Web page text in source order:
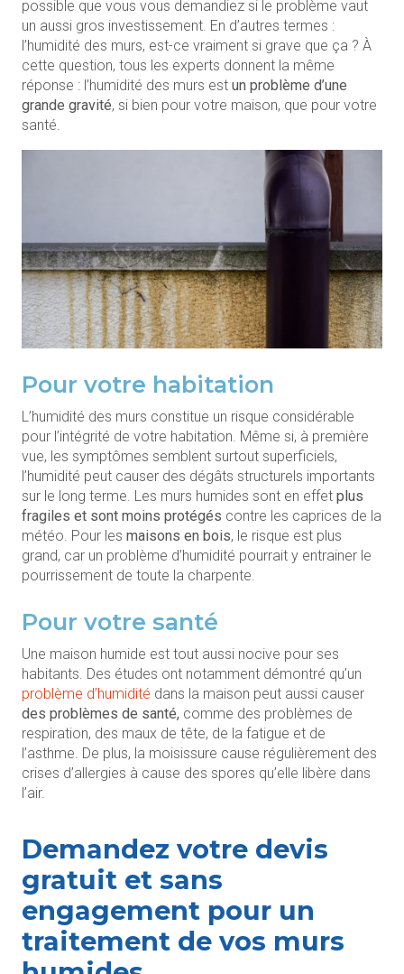
possible que vous vous demandiez si le problème vaut
un aussi gros investissement. En d’autres termes :
l’humidité des murs, est-ce vraiment si grave que ça ? À
cette question, tous les experts donnent la même
réponse : l’humidité des murs est un problème d’une
grande gravité, si bien pour votre maison, que pour votre
santé.
Pour votre habitation
L’humidité des murs constitue un risque considérable
pour l’intégrité de votre habitation. Même si, à première
vue, les symptômes semblent surtout superficiels,
l’humidité peut causer des dégâts structurels importants
sur le long terme. Les murs humides sont en effet plus
fragiles et sont moins protégés contre les caprices de la
météo. Pour les maisons en bois, le risque est plus
grand, car un problème d’humidité pourrait y entrainer le
pourrissement de toute la charpente.
Pour votre santé
Une maison humide est tout aussi nocive pour ses
habitants. Des études ont notamment démontré qu’un
problème d’humidité dans la maison peut aussi causer
des problèmes de santé, comme des problèmes de
respiration, des maux de tête, de la fatigue et de
l’asthme. De plus, la moisissure cause régulièrement des
crises d’allergies à cause des spores qu’elle libère dans
l’air.
Demandez votre devis
gratuit et sans
engagement pour un
traitement de vos murs